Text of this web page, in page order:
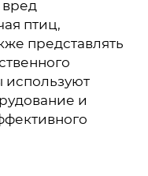
вред
птиц,
представлять
используют
и